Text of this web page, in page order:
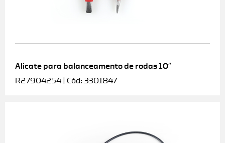
Alicate para balanceamento de rodas 10″
R27904254 | Cód: 3301847